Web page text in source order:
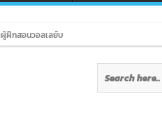
กสอนวอลเลย์บอล รุ่น U12 / U18